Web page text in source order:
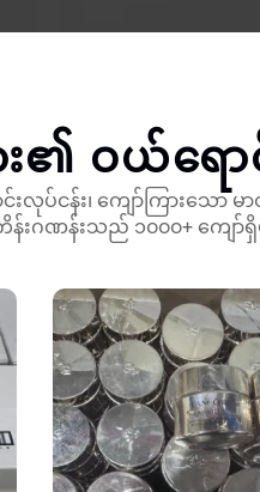
း၏ ဝယ်ရော
လုပ်ငန်း၊ ကျော်ကြားသော
န်းဂဏန်းသည် ၁၀၀၀+ ကျော်